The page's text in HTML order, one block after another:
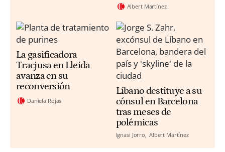
Albert Martínez
La gasificadora
Tracjusa en Lleida
avanza en su
reconversión
Daniela Rojas
Líbano destituye a su
cónsul en Barcelona
tras meses de
polémicas
Ignasi Jorro Albert Martínez